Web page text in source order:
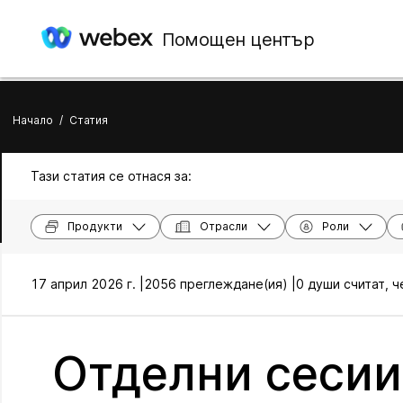
Помощен център
Начало / Статия
Тази статия се отнася за:
Продукти Отрасли Роли
17 април 2026 г. | 2056 преглеждане(ия) | 0 души считат,
Отделни